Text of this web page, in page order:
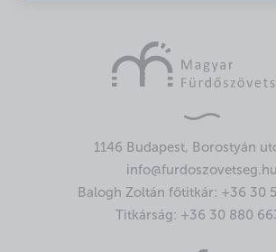
1146 Budapest, Borostyán
info@furdoszovetseg.hu
Balogh Zoltán főtitkár: +36 30
Titkárság: +36 30 880